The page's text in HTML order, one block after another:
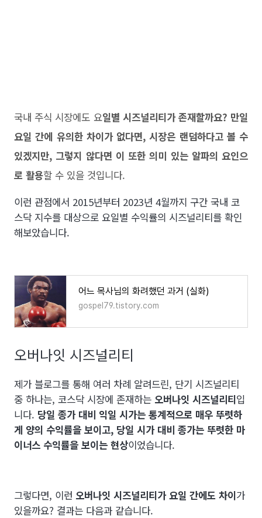
국내 주식 시장에도 요일별 시즈널리티가 존재할까요? 만일
요일 간에 유의한 차이가 없다면, 시장은 랜덤하다고 볼 수
있겠지만, 그렇지 않다면 이 또한 의미 있는 알파의 요인으
로 활용할 수 있을 것입니다.
이런 관점에서 2015년부터 2023년 4월까지 구간 국내 코
스닥 지수를 대상으로 요일별 수익률의 시즈널리티를 확인
해보았습니다.
어느 목사님의 화려했던 과거 (실화)
gospel79.tistory.com
오버나잇 시즈널리티
제가 블로그를 통해 여러 차례 알려드린, 단기 시즈널리티
중 하나는, 코스닥 시장에 존재하는 오버나잇 시즈널리티입
니다. 당일 종가 대비 익일 시가는 통계적으로 매우 뚜렷하
게 양의 수익률을 보이고, 당일 시가 대비 종가는 뚜렷한 마
이너스 수익률을 보이는 현상이었습니다.
그렇다면, 이런 오버나잇 시즈널리티가 요일 간에도 차이가
있을까요? 결과는 다음과 같습니다.